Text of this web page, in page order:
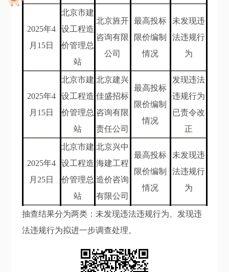
2025年4
月15日
北京市建
设工程造
价管理总
站
北京旌开
咨询有限
公司
最高投标
限价编制
情况
未发现违
法违规行
为
2025年4
月15日
北京市建
设工程造
价管理总
站
北京建兴
佳盛招标
咨询有限
责任公司
最高投标
限价编制
情况
发现违法
违规行为
已责令改
正
2025年4
月25日
北京市建
设工程造
价管理总
站
北京兴中
海建工程
造价咨询
有限公司
最高投标
限价编制
情况
未发现违
法违规行
为
抽查结果分为两类：未发现违法违规行为、发现违
法违规行为拟进一步调查处理。